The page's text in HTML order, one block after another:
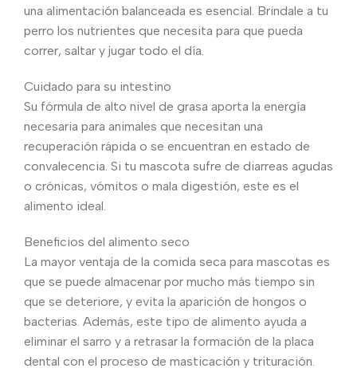
una alimentación balanceada es esencial. Brindale a tu
perro los nutrientes que necesita para que pueda
correr, saltar y jugar todo el día.
Cuidado para su intestino
Su fórmula de alto nivel de grasa aporta la energía
necesaria para animales que necesitan una
recuperación rápida o se encuentran en estado de
convalecencia. Si tu mascota sufre de diarreas agudas
o crónicas, vómitos o mala digestión, este es el
alimento ideal.
Beneficios del alimento seco
La mayor ventaja de la comida seca para mascotas es
que se puede almacenar por mucho más tiempo sin
que se deteriore, y evita la aparición de hongos o
bacterias. Además, este tipo de alimento ayuda a
eliminar el sarro y a retrasar la formación de la placa
dental con el proceso de masticación y trituración.